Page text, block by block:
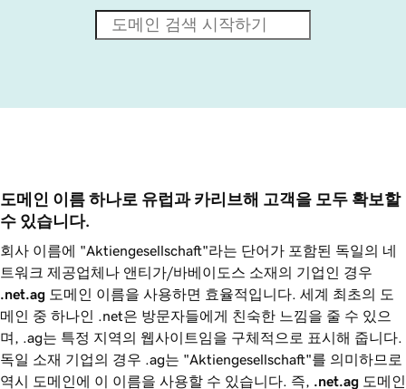
도메인 이름 하나로 유럽과 카리브해 고객을 모두 확보할
수 있습니다.
회사 이름에 "Aktiengesellschaft"라는 단어가 포함된 독일의 네
트워크 제공업체나 앤티가/바베이도스 소재의 기업인 경우
.net.ag 도메인 이름을 사용하면 효율적입니다. 세계 최초의 도
메인 중 하나인 .net은 방문자들에게 친숙한 느낌을 줄 수 있으
며, .ag는 특정 지역의 웹사이트임을 구체적으로 표시해 줍니다.
독일 소재 기업의 경우 .ag는 "Aktiengesellschaft"를 의미하므로
역시 도메인에 이 이름을 사용할 수 있습니다. 즉,
.net.ag 도메인